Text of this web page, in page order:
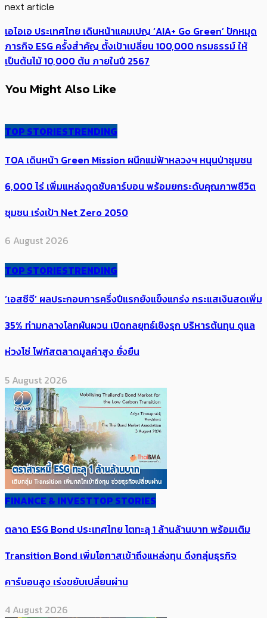
next article
เอไอเอ ประเทศไทย เดินหน้าแคมเปญ ‘AIA+ Go Green’ ปักหมุด
ภารกิจ ESG ครั้งสำคัญ ตั้งเป้าเปลี่ยน 100,000 กรมธรรม์ ให้
เป็นต้นไม้ 10,000 ต้น ภายในปี 2567
You Might Also Like
TOP STORIESTRENDING
TOA เดินหน้า Green Mission ผนึกแม่ฟ้าหลวงฯ หนุนป่าชุมชน
6,000 ไร่ เพิ่ม​แหล่งดูดซับคาร์บอน พร้อมยกระดับคุณภาพชีวิต
ชุมชน เร่งเป้า​ Net Zero 2050
6 August 2026
TOP STORIESTRENDING
‘เอสซีจี’ ผลประกอบการครึ่งปีแรกยังแข็งแกร่ง กระแสเงินสดเพิ่ม
35% ท่ามกลางโลกผันผวน เปิดกลยุทธ์เชิงรุก บริหารต้นทุน ดูแล
ห่วงโซ่ โฟกัสตลาดมูลค่าสูง ยั่งยืน
5 August 2026
FINANCE & INVESTTOP STORIES
ตลาด ESG Bond ประเทศไทย โตทะลุ 1 ล้านล้านบาท พร้อมเติม
Transition Bond เพิ่มโอกาสเข้าถึงแหล่งทุน ดึงกลุ่มธุรกิจ
คาร์บอนสูง เร่งขยับเปลี่ยนผ่าน
4 August 2026